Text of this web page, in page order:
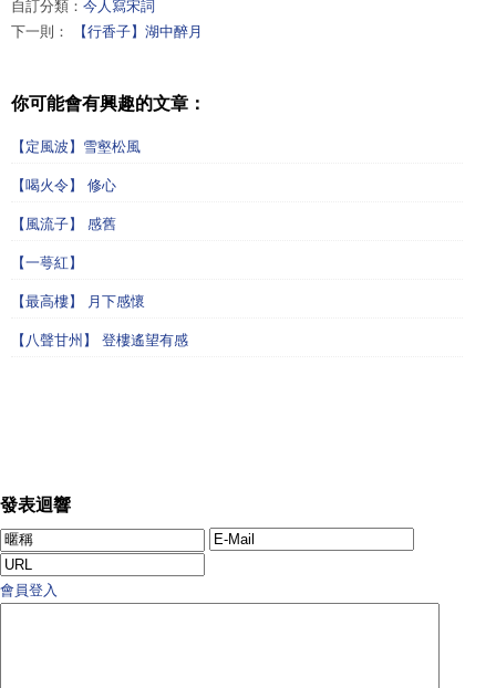
自訂分類： 今人寫宋詞
下一則：
【行香子】湖中醉月
你可能會有興趣的文章：
【定風波】雪壑松風
【喝火令】 修心
【風流子】 感舊
【一萼紅】
【最高樓】 月下感懷
【八聲甘州】 登樓遙望有感
發表迴響
會員登入